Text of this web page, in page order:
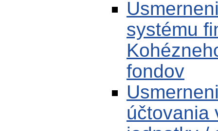
systému
fondov
účtovania